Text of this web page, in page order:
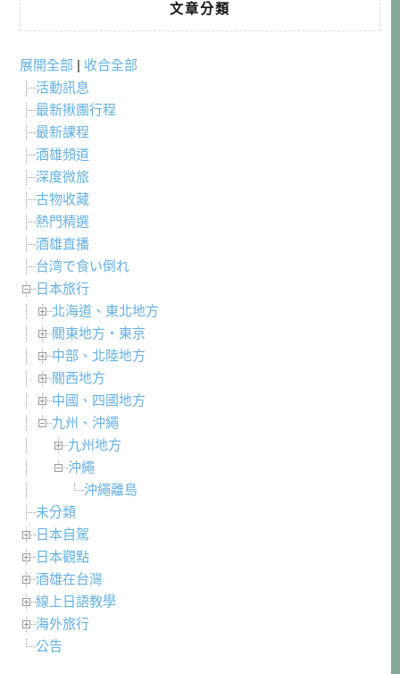
文章分類
展開全部 | 收合全部
活動訊息
最新揪團行程
最新課程
酒雄頻道
深度微旅
古物收藏
熱門精選
酒雄直播
台湾で食い倒れ
日本旅行
北海道、東北地方
關東地方・東京
中部、北陸地方
關西地方
中國、四國地方
九州、沖繩
九州地方
沖繩
沖繩離島
未分類
日本自駕
日本觀點
酒雄在台灣
線上日語教學
海外旅行
公告